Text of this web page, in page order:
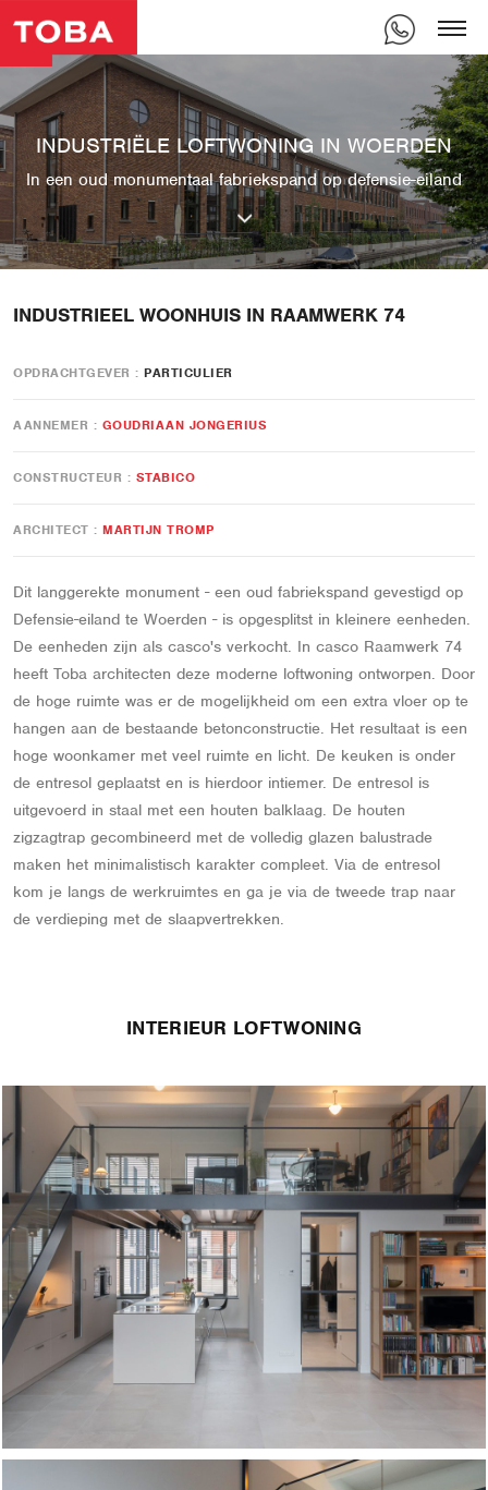
INDUSTRIËLE LOFTWONING IN WOERDEN
In een oud monumentaal fabriekspand op defensie-eiland
INDUSTRIEEL WOONHUIS IN RAAMWERK 74
OPDRACHTGEVER PARTICULIER
AANNEMER GOUDRIAAN JONGERIUS
CONSTRUCTEUR STABICO
ARCHITECT MARTIJN TROMP
Dit langgerekte monument - een oud fabriekspand gevestigd op
Defensie-eiland te Woerden - is opgesplitst in kleinere eenheden.
De eenheden zijn als casco's verkocht. In casco Raamwerk 74
heeft Toba architecten deze moderne loftwoning ontworpen. Door
de hoge ruimte was er de mogelijkheid om een extra vloer op te
hangen aan de bestaande betonconstructie. Het resultaat is een
hoge woonkamer met veel ruimte en licht. De keuken is onder
de entresol geplaatst en is hierdoor intiemer. De entresol is
uitgevoerd in staal met een houten balklaag. De houten
zigzagtrap gecombineerd met de volledig glazen balustrade
maken het minimalistisch karakter compleet. Via de entresol
kom je langs de werkruimtes en ga je via de tweede trap naar
de verdieping met de slaapvertrekken.
INTERIEUR LOFTWONING